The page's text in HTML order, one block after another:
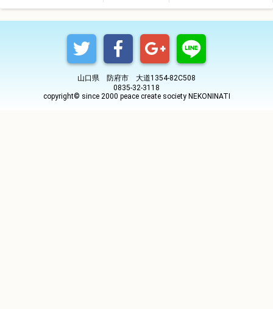
山口県 防府市 大道1354-82C508
0835-32-3118
copyright© since 2000 peace create society NEKONINATI